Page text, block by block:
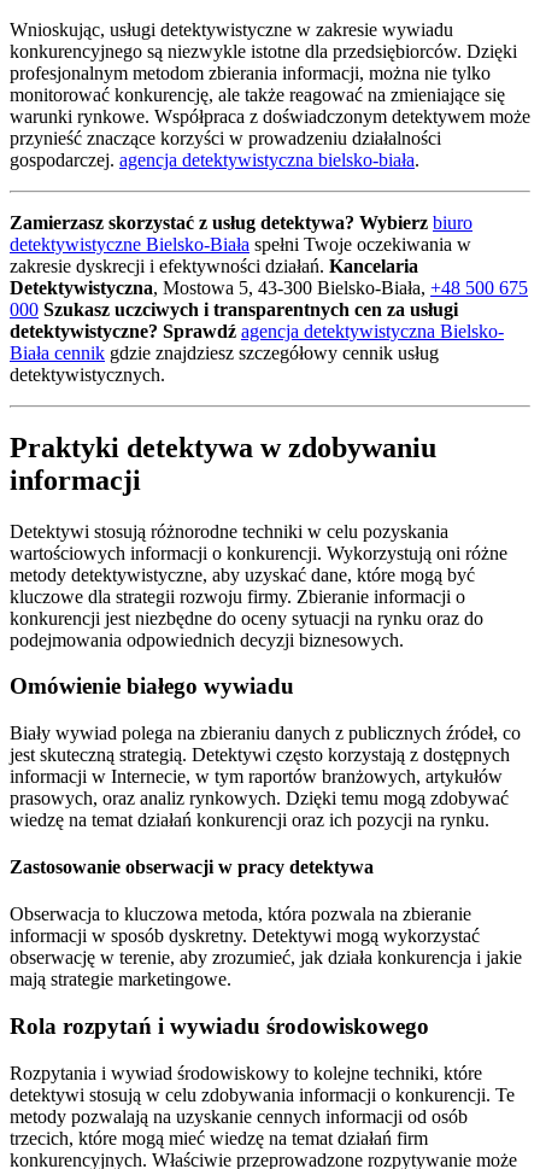
Wnioskując, usługi detektywistyczne w zakresie wywiadu
konkurencyjnego są niezwykle istotne dla przedsiębiorców. Dzięki
profesjonalnym metodom zbierania informacji, można nie tylko
monitorować konkurencję, ale także reagować na zmieniające się
warunki rynkowe. Współpraca z doświadczonym detektywem może
przynieść znaczące korzyści w prowadzeniu działalności
gospodarczej. agencja detektywistyczna bielsko-biała.
Zamierzasz skorzystać z usług detektywa? Wybierz biuro
detektywistyczne Bielsko-Biała spełni Twoje oczekiwania w
zakresie dyskrecji i efektywności działań. Kancelaria
Detektywistyczna, Mostowa 5, 43-300 Bielsko-Biała, +48 500 675
000 Szukasz uczciwych i transparentnych cen za usługi
detektywistyczne? Sprawdź agencja detektywistyczna Bielsko-
Biała cennik gdzie znajdziesz szczegółowy cennik usług
detektywistycznych.
Praktyki detektywa w zdobywaniu
informacji
Detektywi stosują różnorodne techniki w celu pozyskania
wartościowych informacji o konkurencji. Wykorzystują oni różne
metody detektywistyczne, aby uzyskać dane, które mogą być
kluczowe dla strategii rozwoju firmy. Zbieranie informacji o
konkurencji jest niezbędne do oceny sytuacji na rynku oraz do
podejmowania odpowiednich decyzji biznesowych.
Omówienie białego wywiadu
Biały wywiad polega na zbieraniu danych z publicznych źródeł, co
jest skuteczną strategią. Detektywi często korzystają z dostępnych
informacji w Internecie, w tym raportów branżowych, artykułów
prasowych, oraz analiz rynkowych. Dzięki temu mogą zdobywać
wiedzę na temat działań konkurencji oraz ich pozycji na rynku.
Zastosowanie obserwacji w pracy detektywa
Obserwacja to kluczowa metoda, która pozwala na zbieranie
informacji w sposób dyskretny. Detektywi mogą wykorzystać
obserwację w terenie, aby zrozumieć, jak działa konkurencja i jakie
mają strategie marketingowe.
Rola rozpytań i wywiadu środowiskowego
Rozpytania i wywiad środowiskowy to kolejne techniki, które
detektywi stosują w celu zdobywania informacji o konkurencji. Te
metody pozwalają na uzyskanie cennych informacji od osób
trzecich, które mogą mieć wiedzę na temat działań firm
konkurencyjnych. Właściwie przeprowadzone rozpytywanie może